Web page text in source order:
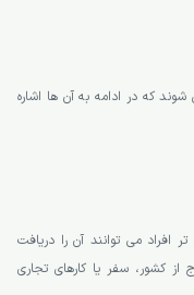
که در ادامه به آن ها اشاره
افراد می توانند آن را دریافت
کشور، سفر یا کارهای تجاری